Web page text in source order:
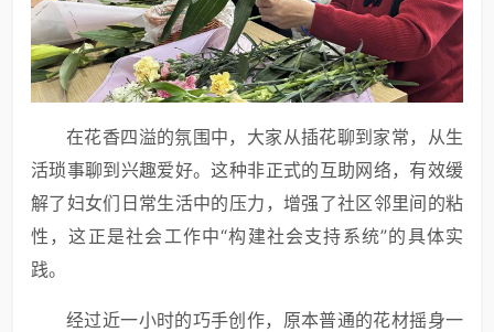
在花香四溢的氛围中，大家从插花聊到家常，从生
活琐事聊到兴趣爱好。这种非正式的互助网络，有效缓
解了妇女们日常生活中的压力，增强了社区邻里间的粘
性，这正是社会工作中“构建社会支持系统”的具体实
践。
经过近一小时的巧手创作，原本普通的花材摇身一